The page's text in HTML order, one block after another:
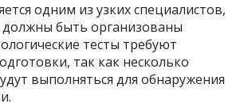
одним из узких специалистов,
быть организованы
тесты требуют
так как несколько
выполняться для обнаружения